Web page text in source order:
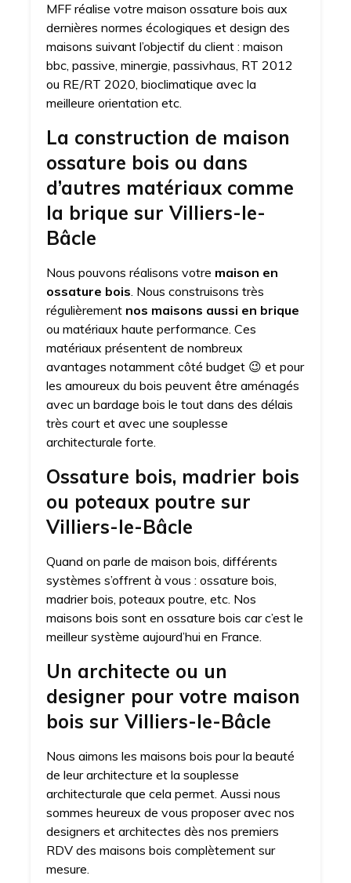
MFF réalise votre maison ossature bois aux
dernières normes écologiques et design des
maisons suivant l’objectif du client : maison
bbc, passive, minergie, passivhaus, RT 2012
ou RE/RT 2020, bioclimatique avec la
meilleure orientation etc.
La construction de maison
ossature bois ou dans
d’autres matériaux comme
la brique sur Villiers-le-
Bâcle
Nous pouvons réalisons votre maison en
ossature bois. Nous construisons très
régulièrement nos maisons aussi en brique
ou matériaux haute performance. Ces
matériaux présentent de nombreux
avantages notamment côté budget 😉 et pour
les amoureux du bois peuvent être aménagés
avec un bardage bois le tout dans des délais
très court et avec une souplesse
architecturale forte.
Ossature bois, madrier bois
ou poteaux poutre sur
Villiers-le-Bâcle
Quand on parle de maison bois, différents
systèmes s’offrent à vous : ossature bois,
madrier bois, poteaux poutre, etc. Nos
maisons bois sont en ossature bois car c’est le
meilleur système aujourd’hui en France.
Un architecte ou un
designer pour votre maison
bois sur Villiers-le-Bâcle
Nous aimons les maisons bois pour la beauté
de leur architecture et la souplesse
architecturale que cela permet. Aussi nous
sommes heureux de vous proposer avec nos
designers et architectes dès nos premiers
RDV des maisons bois complètement sur
mesure.